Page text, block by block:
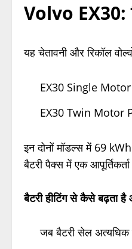
Volvo EX30:
यह चेतावनी और रिकॉल
EX30 Single
EX30 Twin Motor
इन दोनों मॉडल्स में 69
बैटरी पैक्स में एक
बैटरी हीटिंग से कैसे बढ़ता
जब बैटरी सेल अत्यधिक